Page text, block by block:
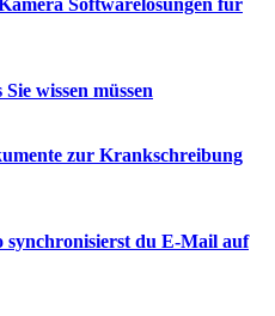
Softwarelösungen für
wissen müssen
zur Krankschreibung
du E-Mail auf